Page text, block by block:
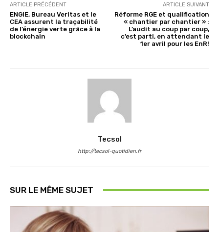
ARTICLE PRÉCÉDENT
ENGIE, Bureau Veritas et le
CEA assurent la traçabilité
de l’énergie verte grâce à la
blockchain
ARTICLE SUIVANT
Réforme RGE et qualification
« chantier par chantier » :
L’audit au coup par coup,
c’est parti, en attendant le
1er avril pour les EnR!
Tecsol
http://tecsol-quotidien.fr
SUR LE MÊME SUJET